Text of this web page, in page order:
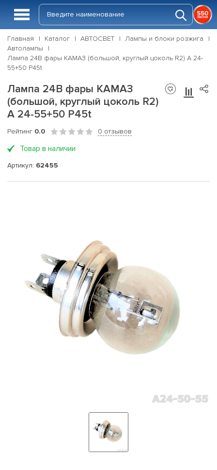
Главная Каталог АВТОСВЕТ
Лампы и блоки розжига
Автолампы
Лампа 24В фары КАМАЗ (большой, круглый цоколь R2) A 24-
55+50 P45t
Лампа 24В фары КАМАЗ
(большой, круглый цоколь R2)
A 24-55+50 P45t
Рейтинг 0.0 0 отзывов
Товар в наличии
Артикул: 62455